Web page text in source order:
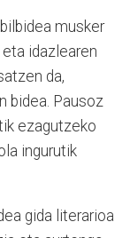
musker
idazlearen
da,
bidea. Pausoz
ezagutzeko
ingurutik
gida literarioa